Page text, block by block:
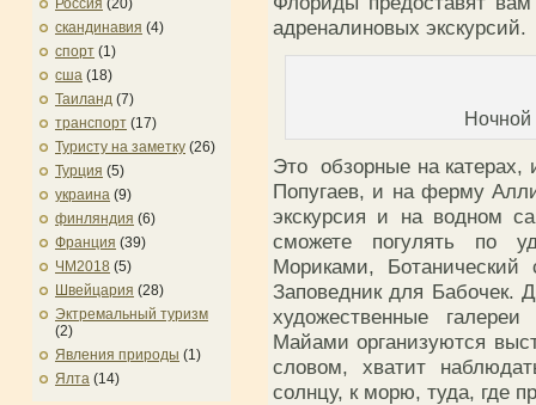
Россия (20)
скандинавия (4)
спорт (1)
сша (18)
Таиланд (7)
транспорт (17)
Туристу на заметку (26)
Турция (5)
украина (9)
финляндия (6)
Франция (39)
ЧМ2018 (5)
Швейцария (28)
Эктремальный туризм
(2)
Явления природы (1)
Ялта (14)
адреналиновых экскурсий.
Это обзорные на катерах,
Попугаев, и на ферму
экскурсия и на водном
сможете погулять по
Мориками,
Заповедник для Бабочек.
художественные
Майами организуются
словом, хватит
солнцу, к морю, туда, где